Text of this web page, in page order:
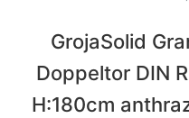
GrojaSolid
Doppeltor DIN
H:180cm